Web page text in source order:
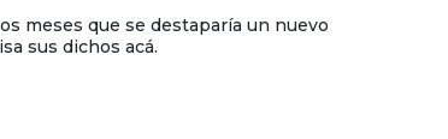
meses que se destaparía un nuevo
sus dichos acá.